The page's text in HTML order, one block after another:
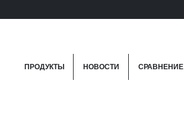
ПРОДУКТЫ НОВОСТИ СРАВНЕНИЕ